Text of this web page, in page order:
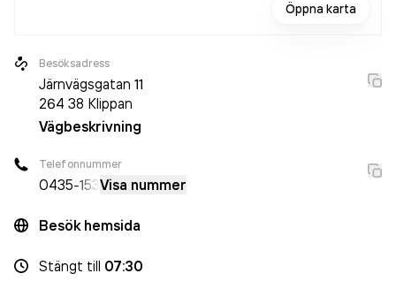
Öppna karta
Besöksadress
Järnvägsgatan 11
264 38 Klippan
Vägbeskrivning
Telefonnummer
0435-153Visa nummer
Besök hemsida
Stängt till 07:30